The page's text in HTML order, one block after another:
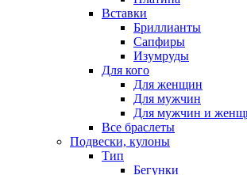
Вставки
Бриллианты
Сапфиры
Изумруды
Для кого
Для женщин
Для мужчин
Для мужчин и
Все браслеты
Подвески, кулоны
Тип
Бегунки